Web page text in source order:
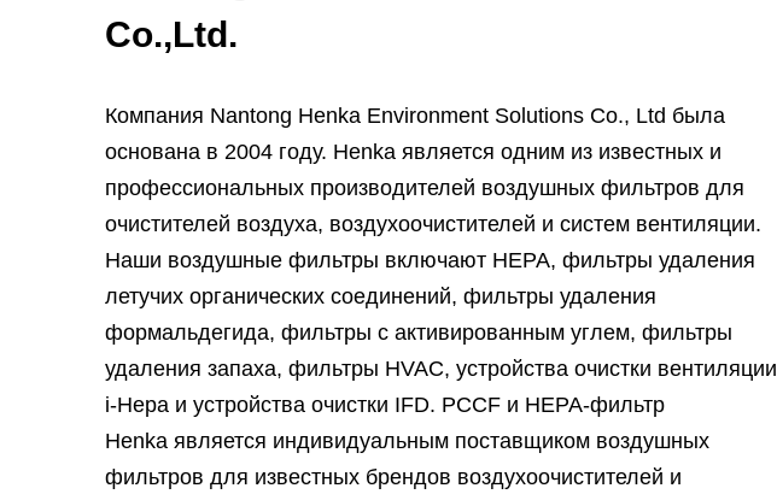
Co.,Ltd.
Компания Nantong Henka Environment Solutions Co., Ltd была
основана в 2004 году. Henka является одним из известных и
профессиональных производителей воздушных фильтров для
очистителей воздуха, воздухоочистителей и систем вентиляции.
Наши воздушные фильтры включают HEPA, фильтры удаления
летучих органических соединений, фильтры удаления
формальдегида, фильтры с активированным углем, фильтры
удаления запаха, фильтры HVAC, устройства очистки вентиляции
i-Hepa и устройства очистки IFD. PCCF и HEPA-фильтр
Henka является индивидуальным поставщиком воздушных
фильтров для известных брендов воздухоочистителей и